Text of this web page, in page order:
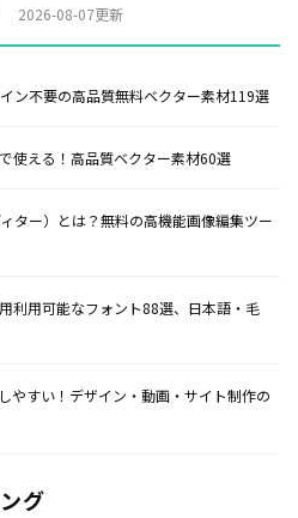
2026-08-07更新
ン不要の高品質無料ベクター素材119選
使える！高品質ベクター素材60選
ター）とは？無料の高機能画像編集ツー
利用可能なフォント88選、日本語・毛
やすい！デザイン・動画・サイト制作の
グ